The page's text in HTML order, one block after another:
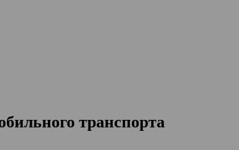
транспорта